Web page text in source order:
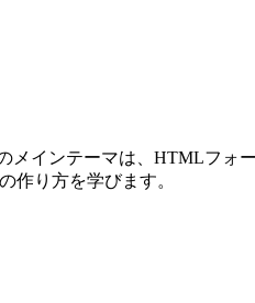
メインテーマは、HTMLフォ
作り方を学びます。